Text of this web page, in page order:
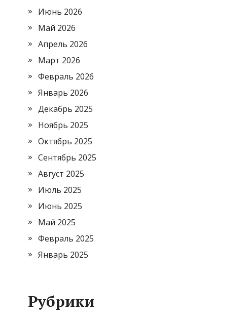
Июнь 2026
Май 2026
Апрель 2026
Март 2026
Февраль 2026
Январь 2026
Декабрь 2025
Ноябрь 2025
Октябрь 2025
Сентябрь 2025
Август 2025
Июль 2025
Июнь 2025
Май 2025
Февраль 2025
Январь 2025
Рубрики